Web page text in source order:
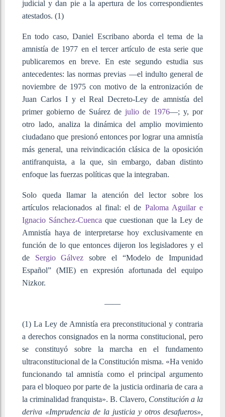
judicial y dan pie a la apertura de los correspondientes
atestados. (1)
En todo caso, Daniel Escribano aborda el tema de la
amnistía de 1977 en el tercer artículo de esta serie que
publicaremos en breve. En este segundo estudia sus
antecedentes: las normas previas —el indulto general de
noviembre de 1975 con motivo de la entronización de
Juan Carlos I y el Real Decreto-Ley de amnistía del
primer gobierno de Suárez de julio de 1976—; y, por
otro lado, analiza la dinámica del amplio movimiento
ciudadano que presionó entonces por lograr una amnistía
más general, una reivindicación clásica de la oposición
antifranquista, a la que, sin embargo, daban distinto
enfoque las fuerzas políticas que la integraban.
Solo queda llamar la atención del lector sobre los
artículos relacionados al final: el de Paloma Aguilar e
Ignacio Sánchez-Cuenca que cuestionan que la Ley de
Amnistía haya de interpretarse hoy exclusivamente en
función de lo que entonces dijeron los legisladores y el
de Sergio Gálvezsobre el “Modelo de Impunidad
Español” (MIE) en expresión afortunada del equipo
Nizkor.
——
(1) La Ley de Amnistía era preconstitucional y contraria
a derechos consignados en la norma constitucional, pero
se constituyó sobre la marcha en el fundamento
ultraconstitucional de la Constitución misma. «Ha venido
funcionando tal amnistía como el principal argumento
para el bloqueo por parte de la justicia ordinaria de cara a
la criminalidad franquista». B. Clavero, Constitución a la
deriva «Imprudencia de la justicia y otros desafueros»,